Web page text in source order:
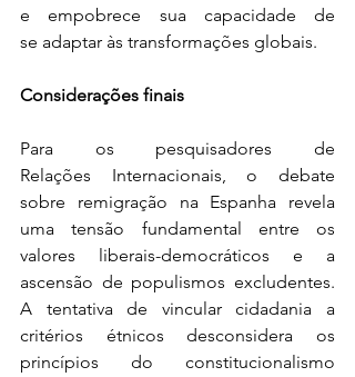
e empobrece sua capacidade de
se adaptar às transformações globais.
Considerações finais
Para os pesquisadores de
Relações Internacionais, o debate
sobre remigração na Espanha revela
uma tensão fundamental entre os
valores liberais-democráticos e a
ascensão de populismos excludentes.
A tentativa de vincular cidadania a
critérios étnicos desconsidera os
princípios do constitucionalismo